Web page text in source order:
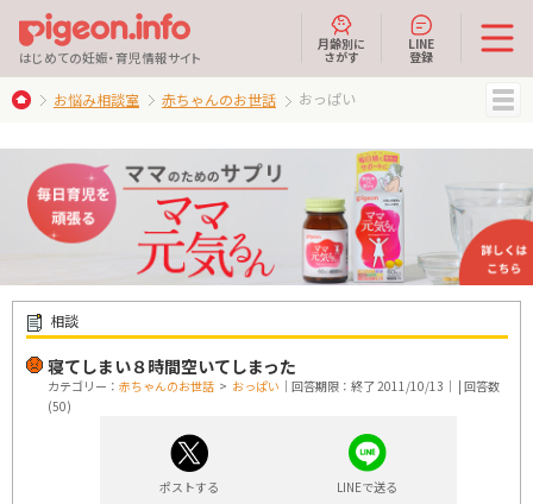
はじめての妊娠・育児情報サイト
月齢別に
さがす
LINE
登録
お悩み相談室 赤ちゃんのお世話 おっぱい
相談
寝てしまい８時間空いてしまった
カテゴリー： 赤ちゃんのお世話 > おっぱい ｜回答期限：終了 2011/10/13｜ | 回答数
(50)
ポストする LINEで送る